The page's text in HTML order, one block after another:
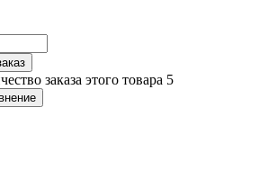
заказа этого товара 5